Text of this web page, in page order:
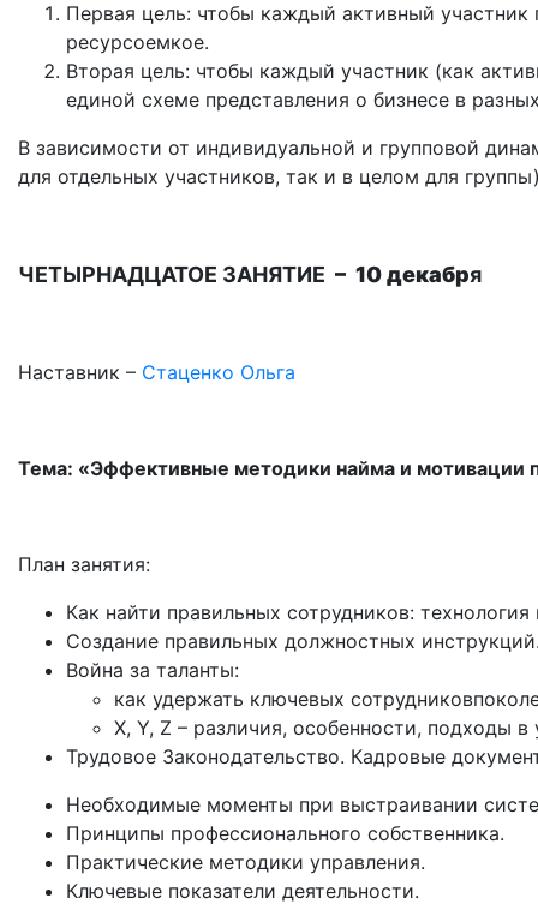
Первая цель: чтобы каждый активный участник
ресурсоемкое.
Вторая цель: чтобы каждый участник (как
единой схеме представления о бизнесе в
В зависимости от индивидуальной и групповой
для отдельных участников, так и в целом для
ЧЕТЫРНАДЦАТОЕ ЗАНЯТИЕ – 10 декабря
Наставник – Стаценко Ольга
Тема: «Эффективные методики найма и мотивации
План занятия:
Как найти правильных сотрудников:
Создание правильных должностных
Война за таланты:
как удержать ключевых
X, Y, Z – различия, особенности, подходы в
Трудовое Законодательство. Кадровые
Необходимые моменты при выстраивании
Принципы профессионального собственника.
Практические методики управления.
Ключевые показатели деятельности.